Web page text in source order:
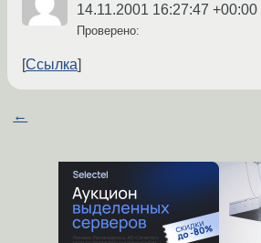
14.11.2001 16:27:47 +00:00
Проверено:
Ссылка
←